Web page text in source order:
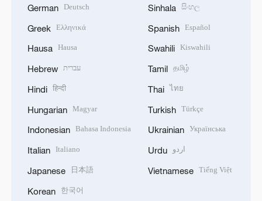
German Deutsch
Greek Ελληνικά
Hausa Hausa
Hebrew עברית
Hindi हिन्दी
Hungarian Magyar
Indonesian Bahasa Indonesia
Italian Italiano
Japanese 日本語
Korean 한국어
Sinhala සිංහල
Spanish Español
Swahili Kiswahili
Tamil தமிழ்
Thai ไทย
Turkish Türkçe
Ukrainian Українська
Urdu اردو
Vietnamese Tiếng Việt